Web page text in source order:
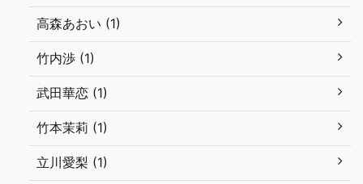
高森あおい (1)
竹内渉 (1)
武田華恋 (1)
竹本茉莉 (1)
立川愛梨 (1)